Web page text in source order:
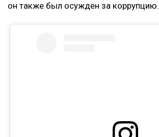
он также был осужден за коррупцию.